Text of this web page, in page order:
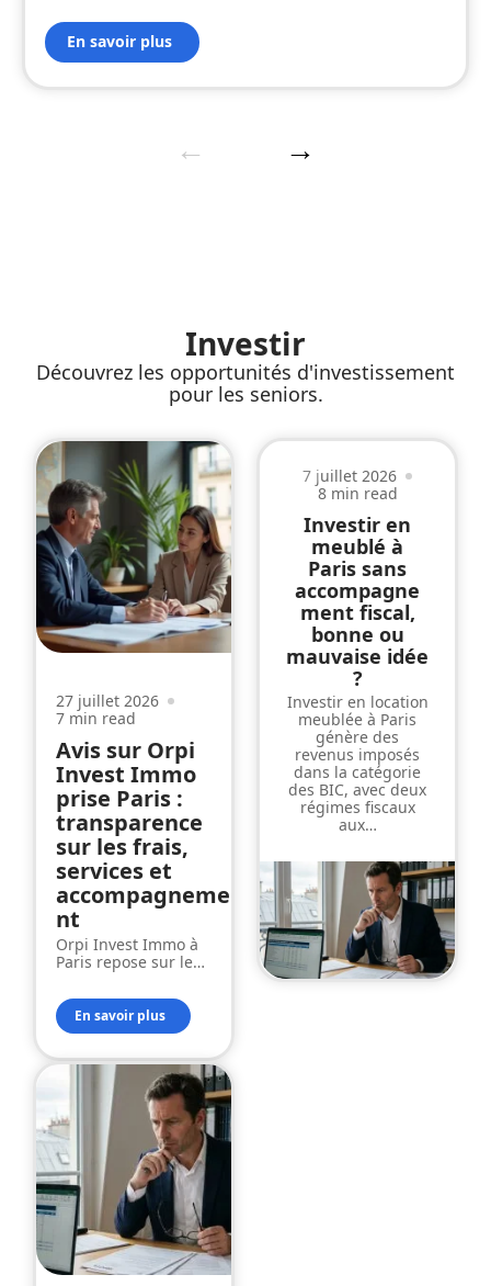
En savoir plus
Investir
Découvrez les opportunités d'investissement
pour les seniors.
7 min read
27 juillet 2026
Avis sur Orpi
Invest Immo
prise Paris :
transparence
sur les frais,
services et
accompagneme
nt
Orpi Invest Immo à
Paris repose sur le…
En savoir plus
8 min read
7 juillet 2026
Investir en
meublé à
Paris sans
accompagne
ment fiscal,
bonne ou
mauvaise idée
?
Investir en location
meublée à Paris
génère des
revenus imposés
dans la catégorie
des BIC, avec deux
régimes fiscaux
aux…